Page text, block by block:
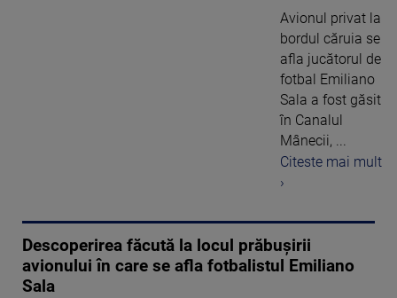
Avionul privat la
bordul căruia se
afla jucătorul de
fotbal Emiliano
Sala a fost găsit
în Canalul
Mânecii, ...
Citeste mai mult
›
Descoperirea făcută la locul prăbușirii
avionului în care se afla fotbalistul Emiliano
Sala